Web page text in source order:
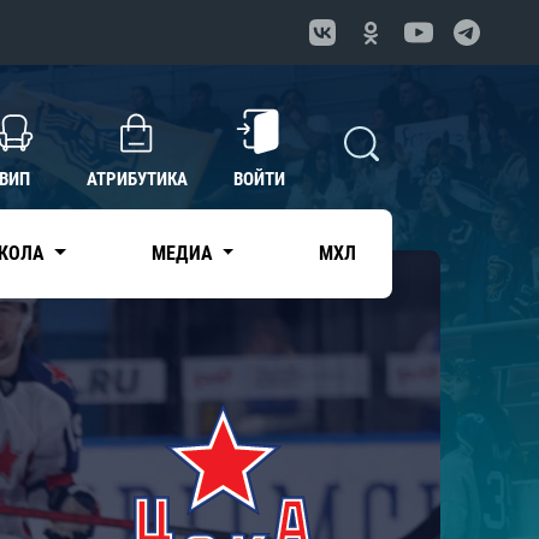
ВИП АТРИБУТИКА ВОЙТИ
МЕДИА МХЛ